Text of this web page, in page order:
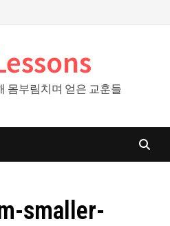
몸부림치며 얻은 교훈들
smaller-